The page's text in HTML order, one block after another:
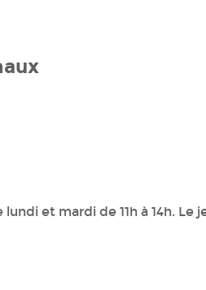
et mardi de 11h à 14h. Le